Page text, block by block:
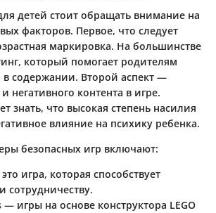
детей стоит обращать внимание на
факторов. Первое, что следует
маркировка. На большинстве
который помогает родителям
в содержании. Второй аспект —
негативного контента в игре.
знать, что высокая степень насилия
влияние на психику ребенка.
безопасных игр включают:
игра, которая способствует
сотрудничеству.
— игры на основе конструктора LEGO